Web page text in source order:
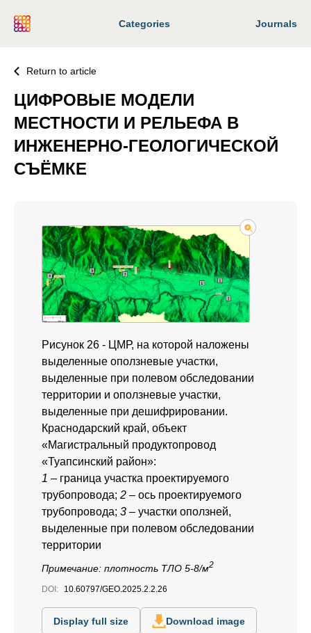
Categories Journals
Return to article
ЦИФРОВЫЕ МОДЕЛИ
МЕСТНОСТИ И РЕЛЬЕФА В
ИНЖЕНЕРНО-ГЕОЛОГИЧЕСКОЙ
СЪЁМКЕ
Рисунок 26 - ЦМР, на которой наложены
выделенные оползневые участки,
выделенные при полевом обследовании
территории и оползневые участки,
выделенные при дешифрировании.
Краснодарский край, объект
«Магистральный продуктопровод
«Туапсинский район»:
1 – граница участка проектируемого
трубопровода; 2 – ось проектируемого
трубопровода; 3 – участки оползней,
выделенные при полевом обследовании
территории
Примечание: плотность ТЛО 5-8/м2
DOI: 10.60797/GEO.2025.2.2.26
Display full size Download image